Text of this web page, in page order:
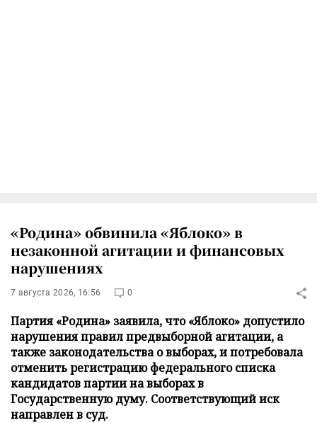
«Родина» обвинила «Яблоко» в
незаконной агитации и финансовых
нарушениях
7 августа 2026, 16:56 0
Партия «Родина» заявила, что «Яблоко» допустило
нарушения правил предвыборной агитации, а
также законодательства о выборах, и потребовала
отменить регистрацию федерального списка
кандидатов партии на выборах в
Государственную думу. Соответствующий иск
направлен в суд.